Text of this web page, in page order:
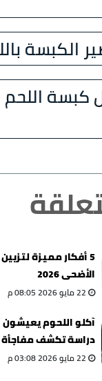
الكبسة
اللحم
5 أفكار مميزة
الأضحى 2026
22 مايو 2026 08:05 م
آكلو اللحوم يعيشون
دراسة تكشف مفاجأة
22 مايو 2026 03:08 م